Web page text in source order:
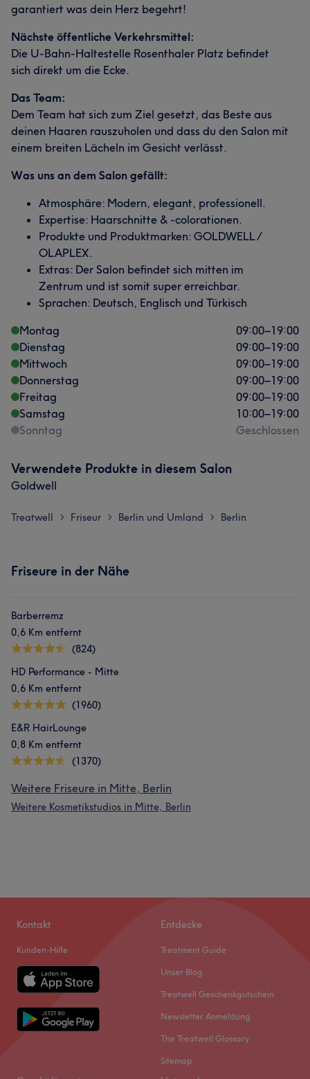
garantiert was dein Herz begehrt!
Nächste öffentliche Verkehrsmittel:
Die U-Bahn-Haltestelle Rosenthaler Platz befindet
sich direkt um die Ecke.
Das Team:
Dem Team hat sich zum Ziel gesetzt, das Beste aus
deinen Haaren rauszuholen und dass du den Salon mit
einem breiten Lächeln im Gesicht verlässt.
Was uns an dem Salon gefällt:
Atmosphäre: Modern, elegant, professionell.
Expertise: Haarschnitte & -colorationen.
Produkte und Produktmarken: GOLDWELL /
OLAPLEX.
Extras: Der Salon befindet sich mitten im
Zentrum und ist somit super erreichbar.
Sprachen: Deutsch, Englisch und Türkisch
Montag
09:00–19:00
Dienstag
09:00–19:00
Mittwoch
09:00–19:00
Donnerstag
09:00–19:00
Freitag
09:00–19:00
Samstag
10:00–19:00
Sonntag
Geschlossen
Verwendete Produkte in diesem Salon
Goldwell
Treatwell > Friseur > Berlin und Umland > Berlin
Friseure in der Nähe
Barberremz
0,6 Km entfernt
(824)
HD Performance - Mitte
0,6 Km entfernt
(1960)
E&R HairLounge
0,8 Km entfernt
(1370)
Weitere Friseure in Mitte, Berlin
Weitere Kosmetikstudios in Mitte, Berlin
Kontakt
Kunden-Hilfe
Entdecke
Treatment Guide
Unser Blog
Treatwell Geschenkgutschein
Newsletter Anmeldung
The Treatwell Glossary
Sitemap